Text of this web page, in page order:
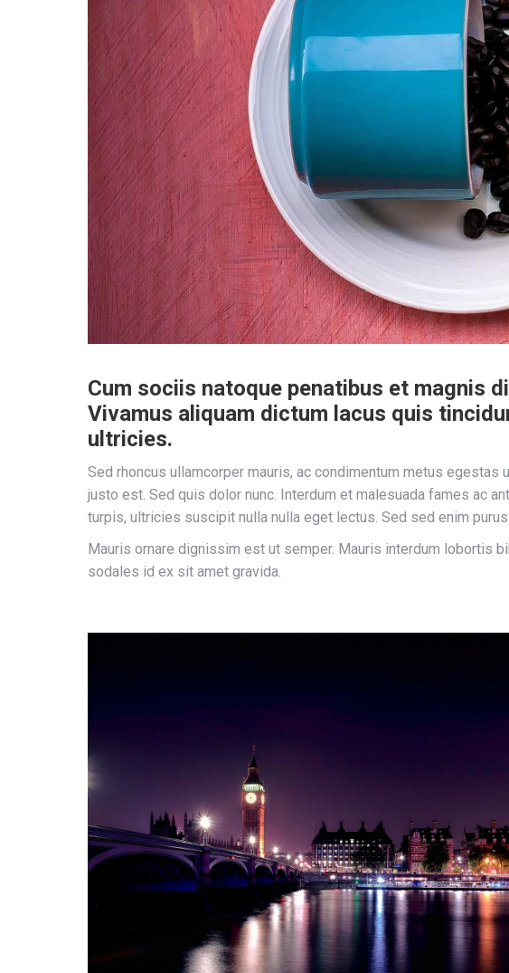
Cum sociis natoque penatibus et magnis
Vivamus aliquam dictum lacus quis
ultricies.
Sed rhoncus ullamcorper mauris, ac condimentum metus
justo est. Sed quis dolor nunc. Interdum et malesuada fames ac
turpis, ultricies suscipit nulla nulla eget lectus. Sed sed enim purus.
Mauris ornare dignissim est ut semper. Mauris interdum lobortis
sodales id ex sit amet gravida.